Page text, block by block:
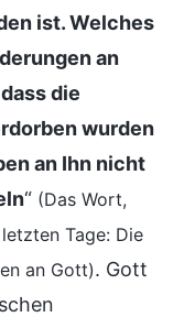
ist. Welches
an
die
wurden
an Ihn nicht
“ (Das Wort,
Tage: Die
an Gott). Gott